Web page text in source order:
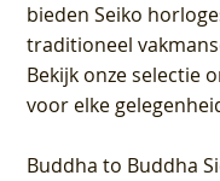
bieden Seiko
traditioneel
Bekijk onze selectie
voor elke
Buddha to Buddha